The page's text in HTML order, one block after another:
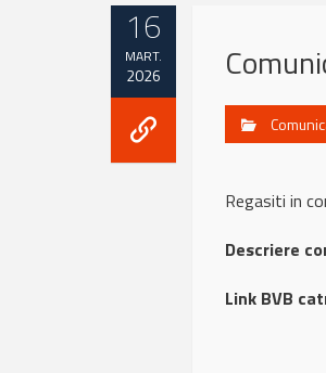
16
MART.
2026
Regasiti in
Descriere
Link BVB